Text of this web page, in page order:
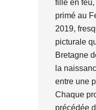
fille en
primé au
2019,
picturale
Bretagne
la
entre une
Chaque
précédée